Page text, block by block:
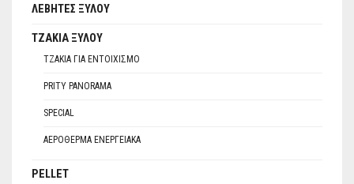
ΛΈΒΗΤΕΣ ΞΎΛΟΥ
ΤΖΆΚΙΑ ΞΎΛΟΥ
ΤΖΆΚΙΑ ΓΙΑ ΕΝΤΟΙΧΙΣΜΌ
PRITY PANORAMA
SPECIAL
ΑΕΡΌΘΕΡΜΑ ΕΝΕΡΓΕΙΑΚΆ
PELLET